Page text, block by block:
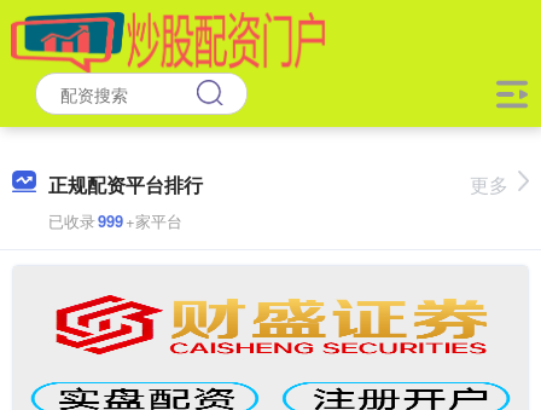
正规配资平台排行
已收录999+家平台
更多